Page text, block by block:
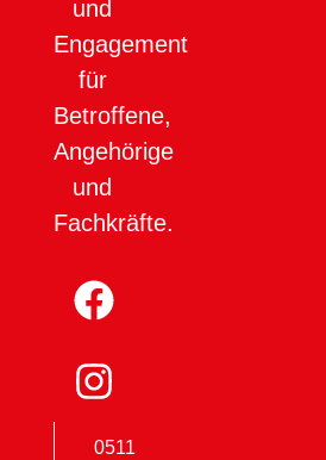
und
Engagement
für
Betroffene,
Angehörige
und
Fachkräfte.
0511